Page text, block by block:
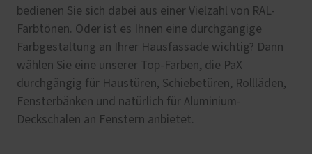
bedienen Sie sich dabei aus einer Vielzahl von RAL-
Farbtönen. Oder ist es Ihnen eine durchgängige
Farbgestaltung an Ihrer Hausfassade wichtig? Dann
wählen Sie eine unserer Top-Farben, die PaX
durchgängig für Haustüren, Schiebetüren, Rollläden,
Fensterbänken und natürlich für Aluminium-
Deckschalen an Fenstern anbietet.